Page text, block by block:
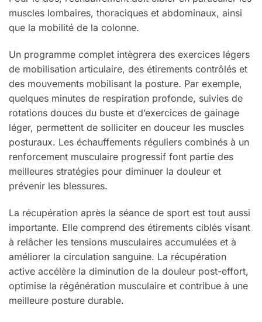
muscles lombaires, thoraciques et abdominaux, ainsi
que la mobilité de la colonne.
Un programme complet intègrera des exercices légers
de mobilisation articulaire, des étirements contrôlés et
des mouvements mobilisant la posture. Par exemple,
quelques minutes de respiration profonde, suivies de
rotations douces du buste et d’exercices de gainage
léger, permettent de solliciter en douceur les muscles
posturaux. Les échauffements réguliers combinés à un
renforcement musculaire progressif font partie des
meilleures stratégies pour diminuer la douleur et
prévenir les blessures.
La récupération après la séance de sport est tout aussi
importante. Elle comprend des étirements ciblés visant
à relâcher les tensions musculaires accumulées et à
améliorer la circulation sanguine. La récupération
active accélère la diminution de la douleur post-effort,
optimise la régénération musculaire et contribue à une
meilleure posture durable.